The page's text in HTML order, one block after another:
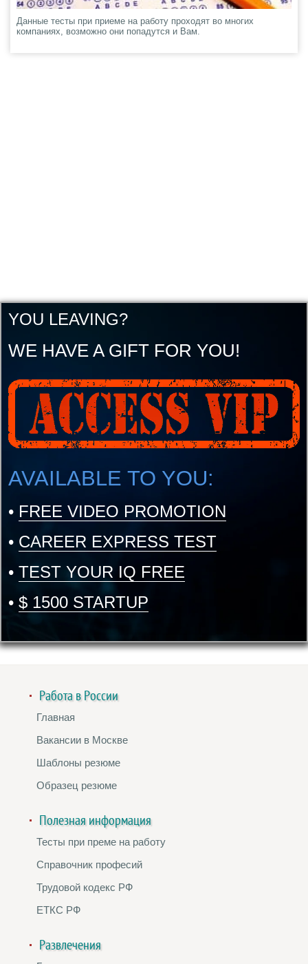
Данные тесты при приеме на работу проходят во многих
компаниях, возможно они попадутся и Вам.
YOU LEAVING?
WE HAVE A GIFT FOR YOU!
AVAILABLE TO YOU:
• FREE VIDEO PROMOTION
• CAREER EXPRESS TEST
• TEST YOUR IQ FREE
• $ 1500 STARTUP
Работа в России
Главная
Вакансии в Москве
Шаблоны резюме
Образец резюме
Полезная информация
Тесты при преме на работу
Справочник професий
Трудовой кодекс РФ
ЕТКС РФ
Развлечения